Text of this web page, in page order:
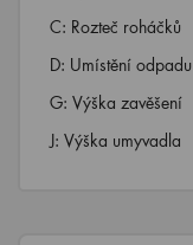
C: Rozteč roháčků
D: Umístění odpadu
G: Výška zavěšení
J: Výška umyvadla